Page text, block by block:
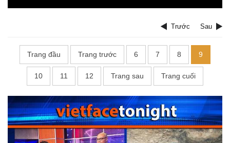
Trước Sau
Trang đầu Trang trước 6 7 8 9
10 11 12 Trang sau Trang cuối